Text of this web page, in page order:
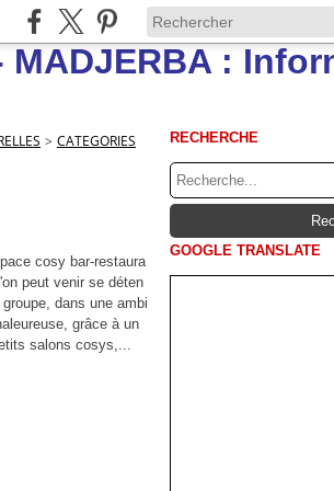
> CATEGORIES
cosy bar-restaura
peut venir se déten
dans une ambi
grâce à un
salons cosys,...
RECHERCHE
GOOGLE TRANSLATE